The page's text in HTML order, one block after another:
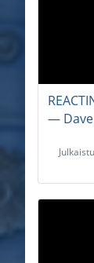
― Dave